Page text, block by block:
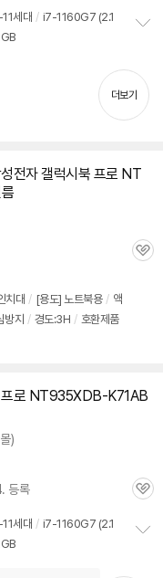
세대 / i7-1160G7 (2.1
치
기
더보기
전자 갤럭시북 프로 NT
관
치대 / [용도] 노트북용 / 액
방지 / 경도:3H / 호환제품
프로 NT935XDB-K71AB
)
등록
관
세대 / i7-1160G7 (2.1